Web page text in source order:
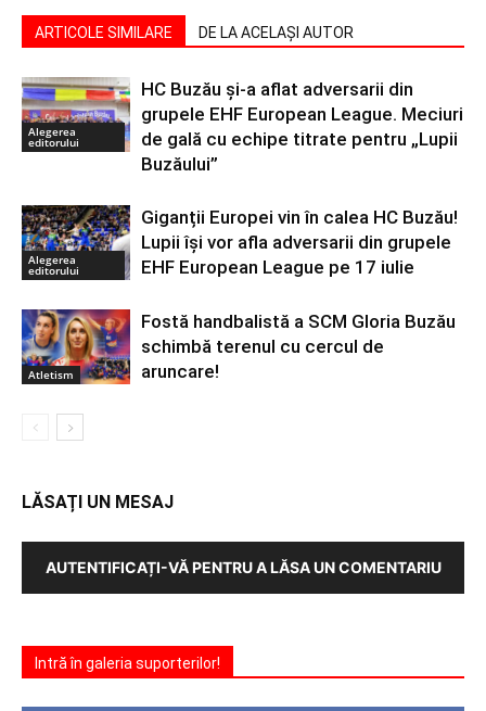
ARTICOLE SIMILARE DE LA ACELAȘI AUTOR
Alegerea
editorului
HC Buzău și-a aflat adversarii din
grupele EHF European League. Meciuri
de gală cu echipe titrate pentru „Lupii
Buzăului”
Alegerea
editorului
Giganții Europei vin în calea HC Buzău!
Lupii își vor afla adversarii din grupele
EHF European League pe 17 iulie
Atletism
Fostă handbalistă a SCM Gloria Buzău
schimbă terenul cu cercul de
aruncare!
LĂSAȚI UN MESAJ
AUTENTIFICAȚI-VĂ PENTRU A LĂSA UN COMENTARIU
Intră în galeria suporterilor!